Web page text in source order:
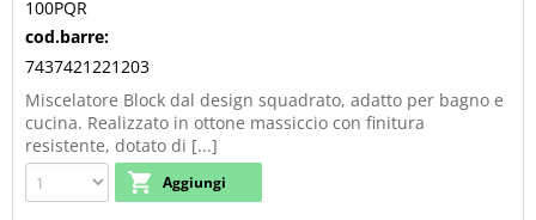
100PQR
cod.barre:
7437421221203
Miscelatore Block dal design squadrato, adatto per bagno e
cucina. Realizzato in ottone massiccio con finitura
resistente, dotato di [...]